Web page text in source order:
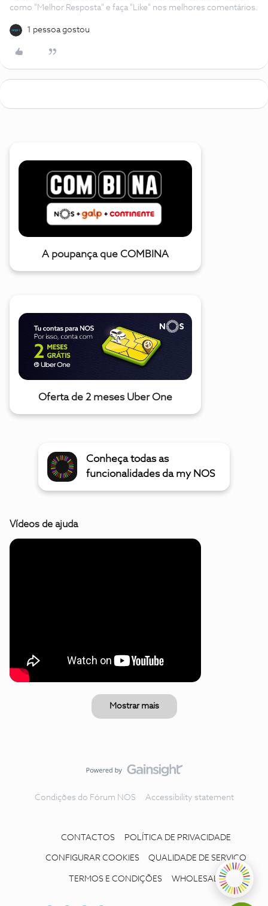
como "Melhor Resposta" e faça "Like" nos melhores comentários.
1 pessoa gostou
A poupança que COMBINA
Oferta de 2 meses Uber One
Conheça todas as
funcionalidades da my NOS
Vídeos de ajuda
Mostrar mais
Condições do Fórum NOS Accessibility statement
CONTACTOS POLÍTICA DE PRIVACIDADE
CONFIGURAR COOKIES QUALIDADE DE SERVIÇO
TERMOS E CONDIÇÕES WHOLESALE